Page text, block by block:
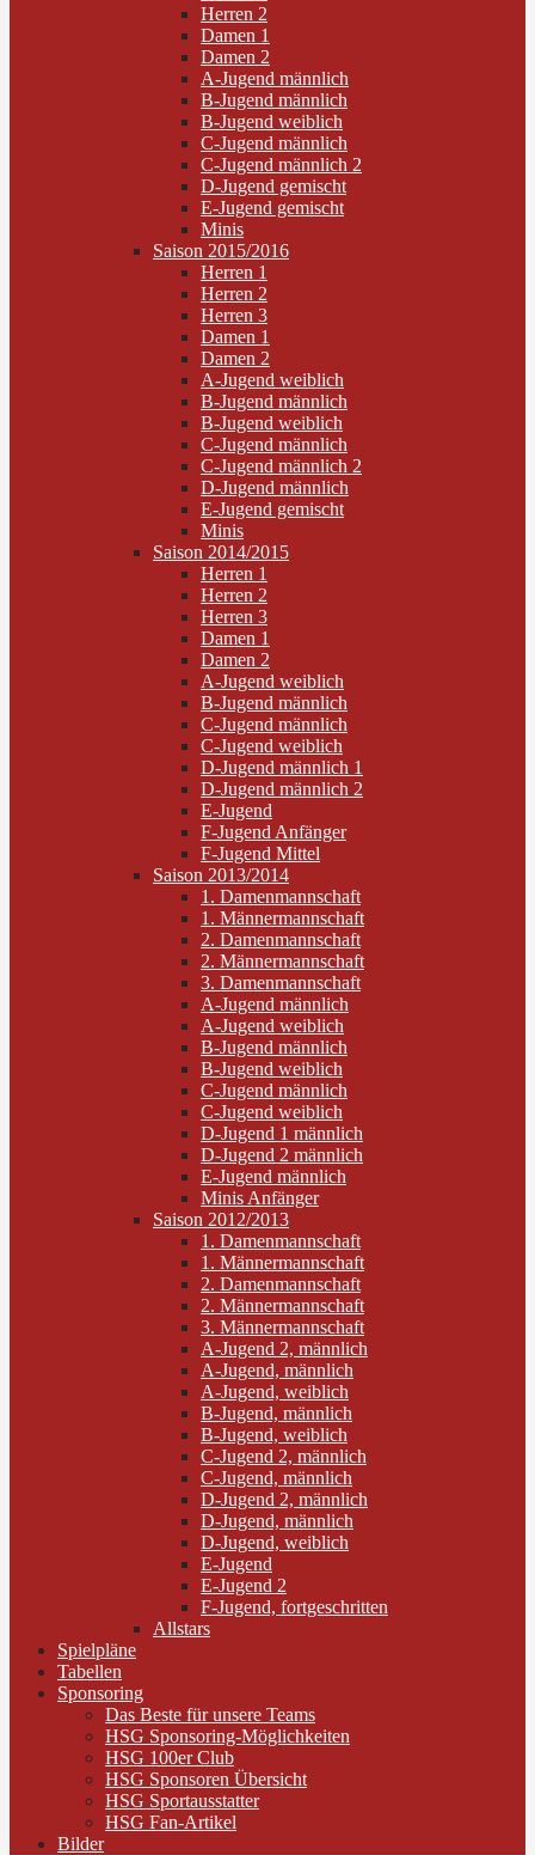
Herren 2
Damen 1
Damen 2
A-Jugend männlich
B-Jugend männlich
B-Jugend weiblich
C-Jugend männlich
C-Jugend männlich 2
D-Jugend gemischt
E-Jugend gemischt
Minis
Saison 2015/2016
Herren 1
Herren 2
Herren 3
Damen 1
Damen 2
A-Jugend weiblich
B-Jugend männlich
B-Jugend weiblich
C-Jugend männlich
C-Jugend männlich 2
D-Jugend männlich
E-Jugend gemischt
Minis
Saison 2014/2015
Herren 1
Herren 2
Herren 3
Damen 1
Damen 2
A-Jugend weiblich
B-Jugend männlich
C-Jugend männlich
C-Jugend weiblich
D-Jugend männlich 1
D-Jugend männlich 2
E-Jugend
F-Jugend Anfänger
F-Jugend Mittel
Saison 2013/2014
1. Damenmannschaft
1. Männermannschaft
2. Damenmannschaft
2. Männermannschaft
3. Damenmannschaft
A-Jugend männlich
A-Jugend weiblich
B-Jugend männlich
B-Jugend weiblich
C-Jugend männlich
C-Jugend weiblich
D-Jugend 1 männlich
D-Jugend 2 männlich
E-Jugend männlich
Minis Anfänger
Saison 2012/2013
1. Damenmannschaft
1. Männermannschaft
2. Damenmannschaft
2. Männermannschaft
3. Männermannschaft
A-Jugend 2, männlich
A-Jugend, männlich
A-Jugend, weiblich
B-Jugend, männlich
B-Jugend, weiblich
C-Jugend 2, männlich
C-Jugend, männlich
D-Jugend 2, männlich
D-Jugend, männlich
D-Jugend, weiblich
E-Jugend
E-Jugend 2
F-Jugend, fortgeschritten
Allstars
Spielpläne
Tabellen
Sponsoring
Das Beste für unsere Teams
HSG Sponsoring-Möglichkeiten
HSG 100er Club
HSG Sponsoren Übersicht
HSG Sportausstatter
HSG Fan-Artikel
Bilder